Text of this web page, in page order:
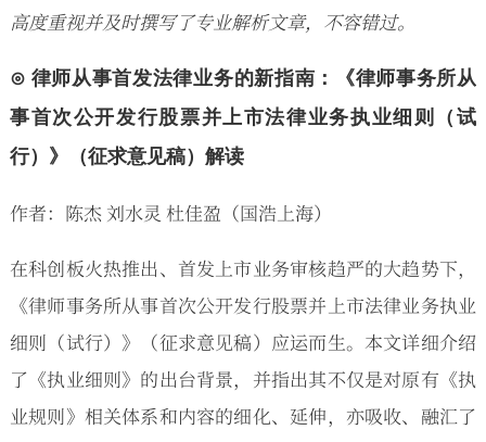
高度重视并及时撰写了专业解析文章，不容错过。
⊙ 律师从事首发法律业务的新指南：《律师事务所从
事首次公开发行股票并上市法律业务执业细则（试
行）》（征求意见稿）解读
作者：陈杰 刘水灵 杜佳盈（国浩上海）
在科创板火热推出、首发上市业务审核趋严的大趋势下，
《律师事务所从事首次公开发行股票并上市法律业务执业
细则（试行）》（征求意见稿）应运而生。本文详细介绍
了《执业细则》的出台背景，并指出其不仅是对原有《执
业规则》相关体系和内容的细化、延伸，亦吸收、融汇了